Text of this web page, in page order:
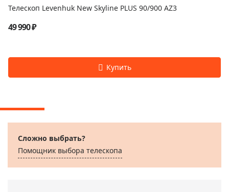
Телескоп Levenhuk New Skyline PLUS 90/900 AZ3
49 990 ₽
Сложно выбрать?
Помощник выбора телескопа